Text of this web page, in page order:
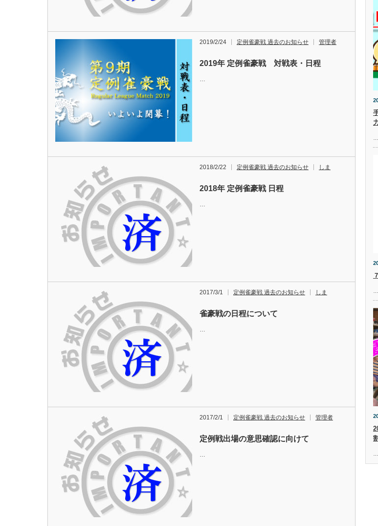
2019/2/24 定例雀豪戦 過去のお知らせ 管理者
2019年 定例雀豪戦 対戦表・日程
…
2018/2/22 定例雀豪戦 過去のお知らせ しま
2018年 定例雀豪戦 日程
…
2017/3/1 定例雀豪戦 過去のお知らせ しま
雀豪戦の日程について
…
2017/2/1 定例雀豪戦 過去のお知らせ 管理者
定例戦出場の意思確認に向けて
…